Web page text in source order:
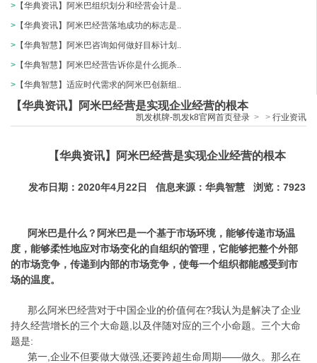
> 【华典资讯】阿米巴组织划分和经营会计是..
> 【华典资讯】阿米巴经营落地成功的标志是..
> 【华典智慧】阿米巴咨询如何做好目标计划..
> 【华典智慧】阿米巴经营告诉你是什么扼杀..
> 【华典智慧】适应时代需求的阿米巴创新组..
【华典资讯】阿米巴经营是实现企业经营的根本
凯发棋牌-凯发k8官网首页登录 > > 行业资讯
【华典资讯】阿米巴经营是实现企业经营的根本
发布日期：2020年4月22日 信息来源：华典智慧 浏览：7923
阿米巴是什么？阿米巴是一个基于市场环境，能够传递市场温
度，能够柔性地应对市场变化的自组织的管理，它能够把整个外部
的市场竞争，传递到内部的市场竞争，使每一个组织都能感受到市
场的温度。
那么阿米巴经营对于中国企业的价值何在?我认为是解决了企业
持久经营增长的三个大命题,以及伴随对应的三个小命题。三个大命
题是:
第一,企业不但要做大做强,还要跨超生命周期——做久。那么在